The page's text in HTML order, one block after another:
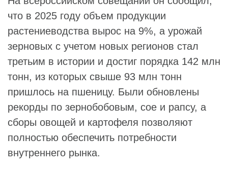
что в 2025 году объем продукции
растениеводства вырос на 9%, а урожай
зерновых с учетом новых регионов стал
третьим в истории и достиг порядка 142 млн
тонн, из которых свыше 93 млн тонн
пришлось на пшеницу. Были обновлены
рекорды по зернобобовым, сое и рапсу, а
сборы овощей и картофеля позволяют
полностью обеспечить потребности
внутреннего рынка.